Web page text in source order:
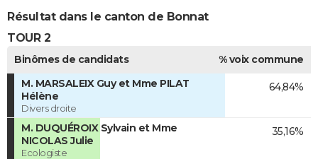
Résultat dans le canton de Bonnat
TOUR 2
Binômes de candidats
% voix commune
M. MARSALEIX Guy et Mme PILAT
Hélène
Divers droite
64,84%
M. DUQUÉROIX Sylvain et Mme
NICOLAS Julie
Ecologiste
35,16%